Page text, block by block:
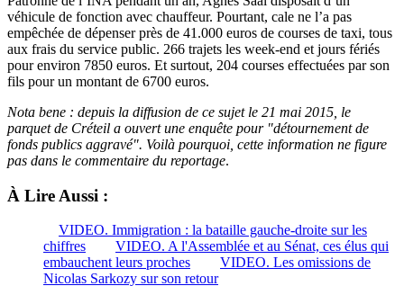
véhicule de fonction avec chauffeur. Pourtant, cale ne l’a pas
empêchée de dépenser près de 41.000 euros de courses de taxi, tous
aux frais du service public. 266 trajets les week-end et jours fériés
pour environ 7850 euros. Et surtout, 204 courses effectuées par son
fils pour un montant de 6700 euros.
Nota bene : depuis la diffusion de ce sujet le 21 mai 2015, le
parquet de Créteil a ouvert une enquête pour "détournement de
fonds publics aggravé". Voilà pourquoi, cette information ne figure
pas dans le commentaire du reportage.
À Lire Aussi :
VIDEO. Immigration : la bataille gauche-droite sur les
chiffres
VIDEO. A l'Assemblée et au Sénat, ces élus qui
embauchent leurs proches
VIDEO. Les omissions de
Nicolas Sarkozy sur son retour